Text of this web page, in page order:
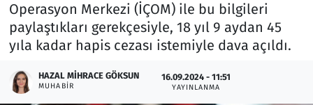
Operasyon Merkezi (İÇOM) ile bu bilgileri
paylaştıkları gerekçesiyle, 18 yıl 9 aydan 45
yıla kadar hapis cezası istemiyle dava açıldı.
HAZAL MIHRACE GÖKSUN
MUHABIR
16.09.2024 - 11:51
YAYINLANMA
Otomobil
Oyun
Ramazan